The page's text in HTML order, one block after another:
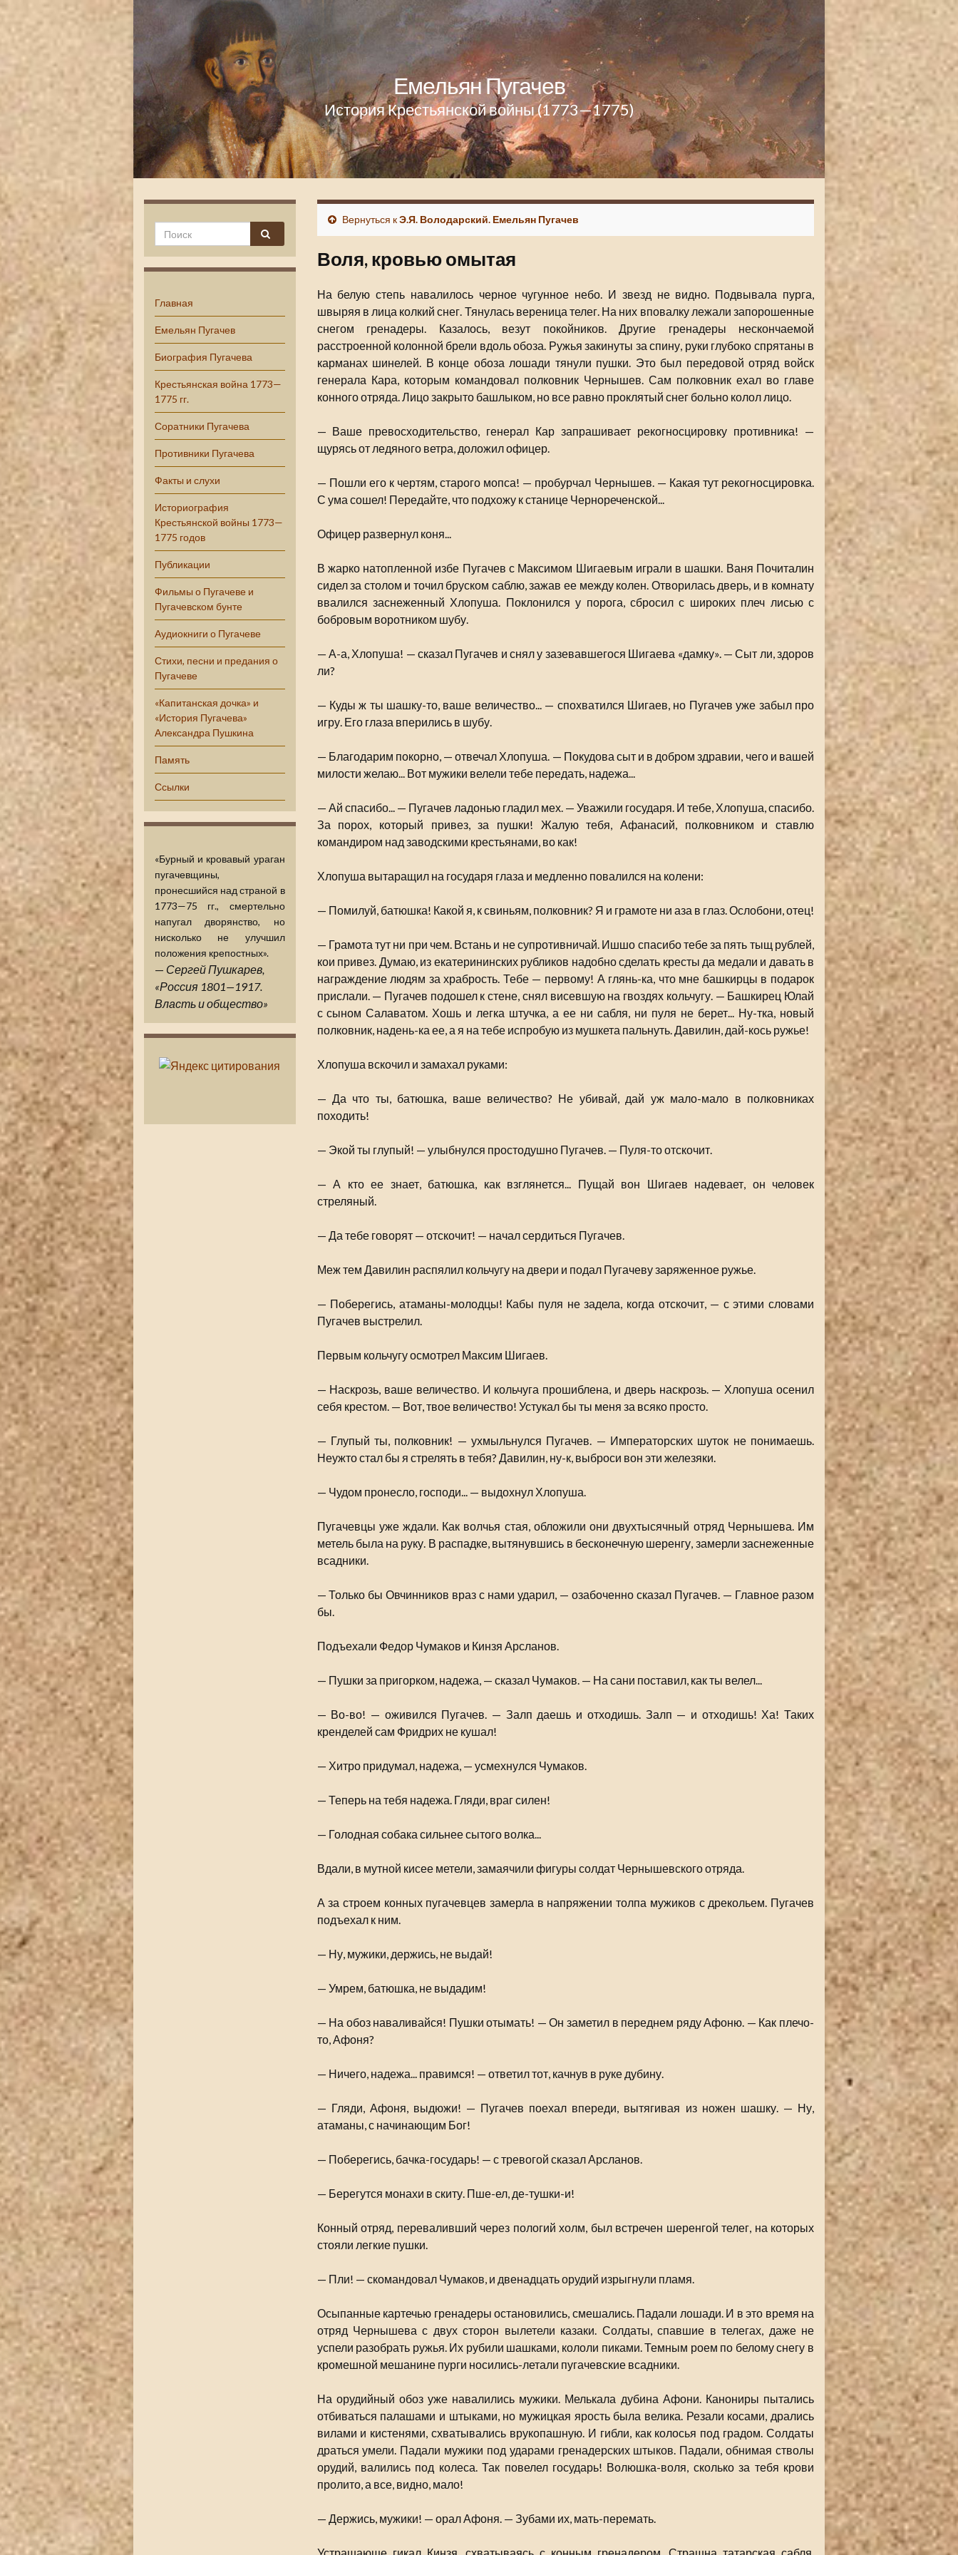
Емельян Пугачев
История Крестьянской войны (1773—1775)
Главная
Емельян Пугачев
Биография Пугачева
Крестьянская война 1773—
1775 гг.
Соратники Пугачева
Противники Пугачева
Факты и слухи
Историография
Крестьянской войны 1773—
1775 годов
Публикации
Фильмы о Пугачеве и
Пугачевском бунте
Аудиокниги о Пугачеве
Стихи, песни и предания о
Пугачеве
«Капитанская дочка» и
«История Пугачева»
Александра Пушкина
Память
Ссылки
«Бурный и кровавый ураган
пугачевщины,
пронесшийся над страной в
1773—75 гг., смертельно
напугал дворянство, но
нисколько не улучшил
положения крепостных».
— Сергей Пушкарев,
«Россия 1801—1917.
Власть и общество»
Вернуться кЭ.Я. Володарский. Емельян Пугачев
Воля, кровью омытая
На белую степь навалилось черное чугунное небо. И звезд не видно. Подвывала пурга,
швыряя в лица колкий снег. Тянулась вереница телег. На них вповалку лежали запорошенные
снегом гренадеры. Казалось, везут покойников. Другие гренадеры нескончаемой
расстроенной колонной брели вдоль обоза. Ружья закинуты за спину, руки глубоко спрятаны в
карманах шинелей. В конце обоза лошади тянули пушки. Это был передовой отряд войск
генерала Кара, которым командовал полковник Чернышев. Сам полковник ехал во главе
конного отряда. Лицо закрыто башлыком, но все равно проклятый снег больно колол лицо.
— Ваше превосходительство, генерал Кар запрашивает рекогносцировку противника! —
щурясь от ледяного ветра, доложил офицер.
— Пошли его к чертям, старого мопса! — пробурчал Чернышев. — Какая тут рекогносцировка.
С ума сошел! Передайте, что подхожу к станице Чернореченской...
Офицер развернул коня...
В жарко натопленной избе Пугачев с Максимом Шигаевым играли в шашки. Ваня Почиталин
сидел за столом и точил бруском саблю, зажав ее между колен. Отворилась дверь, и в комнату
ввалился заснеженный Хлопуша. Поклонился у порога, сбросил с широких плеч лисью с
бобровым воротником шубу.
— А-а, Хлопуша! — сказал Пугачев и снял у зазевавшегося Шигаева «дамку». — Сыт ли, здоров
ли?
— Куды ж ты шашку-то, ваше величество... — спохватился Шигаев, но Пугачев уже забыл про
игру. Его глаза вперились в шубу.
— Благодарим покорно, — отвечал Хлопуша. — Покудова сыт и в добром здравии, чего и вашей
милости желаю... Вот мужики велели тебе передать, надежа...
— Ай спасибо... — Пугачев ладонью гладил мех. — Уважили государя. И тебе, Хлопуша, спасибо.
За порох, который привез, за пушки! Жалую тебя, Афанасий, полковником и ставлю
командиром над заводскими крестьянами, во как!
Хлопуша вытаращил на государя глаза и медленно повалился на колени:
— Помилуй, батюшка! Какой я, к свиньям, полковник? Я и грамоте ни аза в глаз. Ослобони, отец!
— Грамота тут ни при чем. Встань и не супротивничай. Ишшо спасибо тебе за пять тыщ рублей,
кои привез. Думаю, из екатерининских рубликов надобно сделать кресты да медали и давать в
награждение людям за храбрость. Тебе — первому! А глянь-ка, что мне башкирцы в подарок
прислали. — Пугачев подошел к стене, снял висевшую на гвоздях кольчугу. — Башкирец Юлай
с сыном Салаватом. Хошь и легка штучка, а ее ни сабля, ни пуля не берет... Ну-тка, новый
полковник, надень-ка ее, а я на тебе испробую из мушкета пальнуть. Давилин, дай-кось ружье!
Хлопуша вскочил и замахал руками:
— Да что ты, батюшка, ваше величество? Не убивай, дай уж мало-мало в полковниках
походить!
— Экой ты глупый! — улыбнулся простодушно Пугачев. — Пуля-то отскочит.
— А кто ее знает, батюшка, как взглянется... Пущай вон Шигаев надевает, он человек
стреляный.
— Да тебе говорят — отскочит! — начал сердиться Пугачев.
Меж тем Давилин распялил кольчугу на двери и подал Пугачеву заряженное ружье.
— Поберегись, атаманы-молодцы! Кабы пуля не задела, когда отскочит, — с этими словами
Пугачев выстрелил.
Первым кольчугу осмотрел Максим Шигаев.
— Наскрозь, ваше величество. И кольчуга прошиблена, и дверь наскрозь. — Хлопуша осенил
себя крестом. — Вот, твое величество! Устукал бы ты меня за всяко просто.
— Глупый ты, полковник! — ухмыльнулся Пугачев. — Императорских шуток не понимаешь.
Неужто стал бы я стрелять в тебя? Давилин, ну-к, выброси вон эти железяки.
— Чудом пронесло, господи... — выдохнул Хлопуша.
Пугачевцы уже ждали. Как волчья стая, обложили они двухтысячный отряд Чернышева. Им
метель была на руку. В распадке, вытянувшись в бесконечную шеренгу, замерли заснеженные
всадники.
— Только бы Овчинников враз с нами ударил, — озабоченно сказал Пугачев. — Главное разом
бы.
Подъехали Федор Чумаков и Кинзя Арсланов.
— Пушки за пригорком, надежа, — сказал Чумаков. — На сани поставил, как ты велел...
— Во-во! — оживился Пугачев. — Залп даешь и отходишь. Залп — и отходишь! Ха! Таких
кренделей сам Фридрих не кушал!
— Хитро придумал, надежа, — усмехнулся Чумаков.
— Теперь на тебя надежа. Гляди, враг силен!
— Голодная собака сильнее сытого волка...
Вдали, в мутной кисее метели, замаячили фигуры солдат Чернышевского отряда.
А за строем конных пугачевцев замерла в напряжении толпа мужиков с дрекольем. Пугачев
подъехал к ним.
— Ну, мужики, держись, не выдай!
— Умрем, батюшка, не выдадим!
— На обоз наваливайся! Пушки отымать! — Он заметил в переднем ряду Афоню. — Как плечо-
то, Афоня?
— Ничего, надежа... правимся! — ответил тот, качнув в руке дубину.
— Гляди, Афоня, выдюжи! — Пугачев поехал впереди, вытягивая из ножен шашку. — Ну,
атаманы, с начинающим Бог!
— Поберегись, бачка-государь! — с тревогой сказал Арсланов.
— Берегутся монахи в скиту. Пше-ел, де-тушки-и!
Конный отряд, переваливший через пологий холм, был встречен шеренгой телег, на которых
стояли легкие пушки.
— Пли! — скомандовал Чумаков, и двенадцать орудий изрыгнули пламя.
Осыпанные картечью гренадеры остановились, смешались. Падали лошади. И в это время на
отряд Чернышева с двух сторон вылетели казаки. Солдаты, спавшие в телегах, даже не
успели разобрать ружья. Их рубили шашками, кололи пиками. Темным роем по белому снегу в
кромешной мешанине пурги носились-летали пугачевские всадники.
На орудийный обоз уже навалились мужики. Мелькала дубина Афони. Канониры пытались
отбиваться палашами и штыками, но мужицкая ярость была велика. Резали косами, дрались
вилами и кистенями, схватывались врукопашную. И гибли, как колосья под градом. Солдаты
драться умели. Падали мужики под ударами гренадерских штыков. Падали, обнимая стволы
орудий, валились под колеса. Так повелел государь! Волюшка-воля, сколько за тебя крови
пролито, а все, видно, мало!
— Держись, мужики! — орал Афоня. — Зубами их, мать-перемать.